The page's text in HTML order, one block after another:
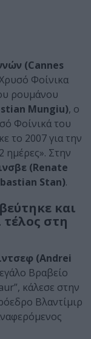
(Cannes
Φοίνικα
ρουμάνου
Mungiu), ο
Φοίνικά του
το 2007 για την
ημέρες». Στην
(Renate
Stan).
και
τέλος στη
(Andrei
Βραβείο
κάλεσε στην
Βλαντίμιρ